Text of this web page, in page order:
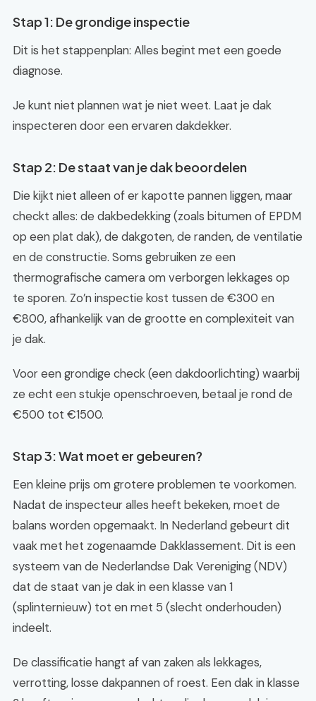
Stap 1: De grondige inspectie
Dit is het stappenplan: Alles begint met een goede
diagnose.
Je kunt niet plannen wat je niet weet. Laat je dak
inspecteren door een ervaren dakdekker.
Stap 2: De staat van je dak beoordelen
Die kijkt niet alleen of er kapotte pannen liggen, maar
checkt alles: de dakbedekking (zoals bitumen of EPDM
op een plat dak), de dakgoten, de randen, de ventilatie
en de constructie. Soms gebruiken ze een
thermografische camera om verborgen lekkages op
te sporen. Zo’n inspectie kost tussen de €300 en
€800, afhankelijk van de grootte en complexiteit van
je dak.
Voor een grondige check (een dakdoorlichting) waarbij
ze echt een stukje openschroeven, betaal je rond de
€500 tot €1500.
Stap 3: Wat moet er gebeuren?
Een kleine prijs om grotere problemen te voorkomen.
Nadat de inspecteur alles heeft bekeken, moet de
balans worden opgemaakt. In Nederland gebeurt dit
vaak met het zogenaamde Dakklassement. Dit is een
systeem van de Nederlandse Dak Vereniging (NDV)
dat de staat van je dak in een klasse van 1
(splinternieuw) tot en met 5 (slecht onderhouden)
indeelt.
De classificatie hangt af van zaken als lekkages,
verrotting, losse dakpannen of roest. Een dak in klasse